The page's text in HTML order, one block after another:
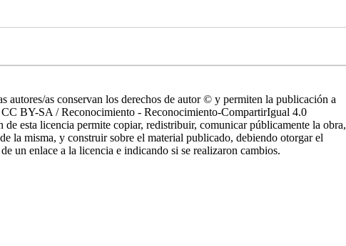
autores/as conservan los derechos de autor © y permiten la publicación a
BY-SA / Reconocimiento - Reconocimiento-CompartirIgual 4.0
esta licencia permite copiar, redistribuir, comunicar públicamente la obra,
la misma, y construir sobre el material publicado, debiendo otorgar el
un enlace a la licencia e indicando si se realizaron cambios.